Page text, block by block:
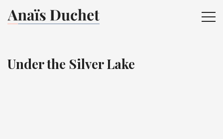
Under the Silver Lake